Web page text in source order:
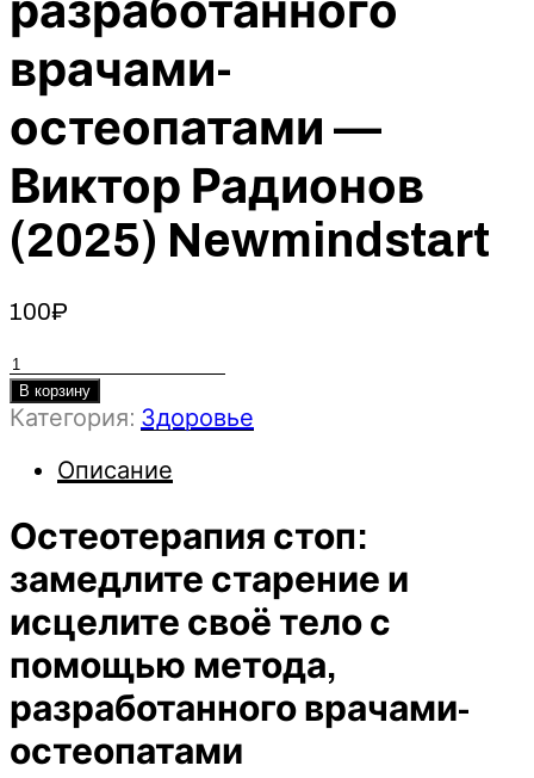
разработанного
врачами-
остеопатами —
Виктор Радионов
(2025) Newmindstart
100₽
Количество
товара
Остеотерапия
замедлите
и
своё
тело
помощью
метода,
разработанного
врачами-
В корзину
Категория: Здоровье
Описание
Остеотерапия стоп:
замедлите старение и
исцелите своё тело с
помощью метода,
разработанного врачами-
остеопатами